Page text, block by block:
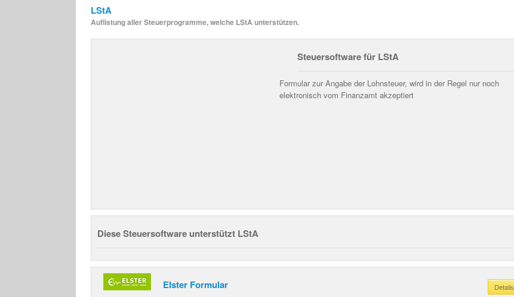
LStA
Auflistung aller Steuerprogramme, welche LStA unterstützen.
Steuersoftware für LStA
Formular zur Angabe der Lohnsteuer, wird in der Regel nur noch
elektronisch vom Finanzamt akzeptiert
Diese Steuersoftware unterstützt LStA
Details
Elster Formular